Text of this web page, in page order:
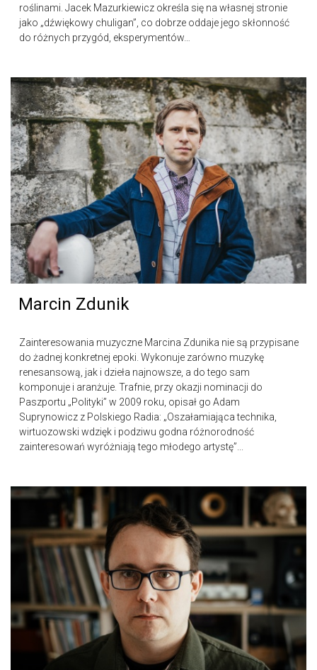
roślinami. Jacek Mazurkiewicz określa się na własnej stronie
jako „dźwiękowy chuligan”, co dobrze oddaje jego skłonność
do różnych przygód, eksperymentów…
Marcin Zdunik
Zainteresowania muzyczne Marcina Zdunika nie są przypisane
do żadnej konkretnej epoki. Wykonuje zarówno muzykę
renesansową, jak i dzieła najnowsze, a do tego sam
komponuje i aranżuje. Trafnie, przy okazji nominacji do
Paszportu „Polityki” w 2009 roku, opisał go Adam
Suprynowicz z Polskiego Radia: „Oszałamiająca technika,
wirtuozowski wdzięk i podziwu godna różnorodność
zainteresowań wyróżniają tego młodego artystę”...